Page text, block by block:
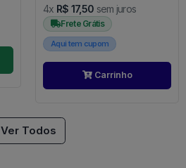
4x R$ 17,50 sem juros
Frete Grátis
Aqui tem cupom
Carrinho
Ver Todos